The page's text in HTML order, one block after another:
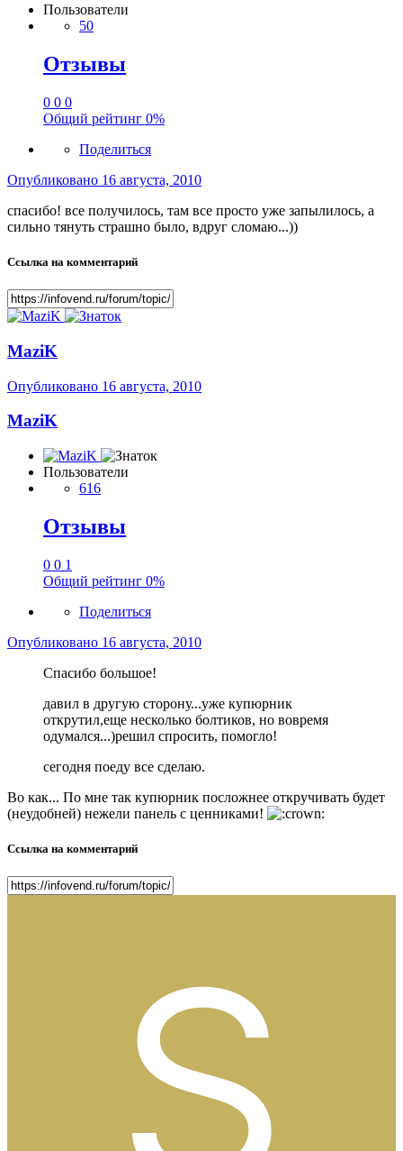
Пользователи
50
Отзывы
0 0 0
Общий рейтинг 0%
Поделиться
Опубликовано 16 августа, 2010
спасибо! все получилось, там все просто уже запылилось, а
сильно тянуть страшно было, вдруг сломаю...))
Ссылка на комментарий
MaziK
Опубликовано 16 августа, 2010
MaziK
Пользователи
616
Отзывы
0 0 1
Общий рейтинг 0%
Поделиться
Опубликовано 16 августа, 2010
Спасибо большое!
давил в другую сторону...уже купюрник
открутил,еще несколько болтиков, но вовремя
одумался...)решил спросить, помогло!
сегодня поеду все сделаю.
Во как... По мне так купюрник посложнее откручивать будет
(неудобней) нежели панель с ценниками!
Ссылка на комментарий